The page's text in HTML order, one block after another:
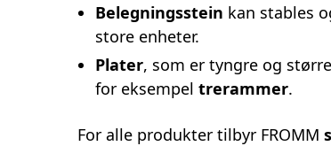
Belegningsstein kan stables
store enheter.
Plater, som er tyngre og
for eksempel trerammer.
For alle produkter tilbyr FROMM